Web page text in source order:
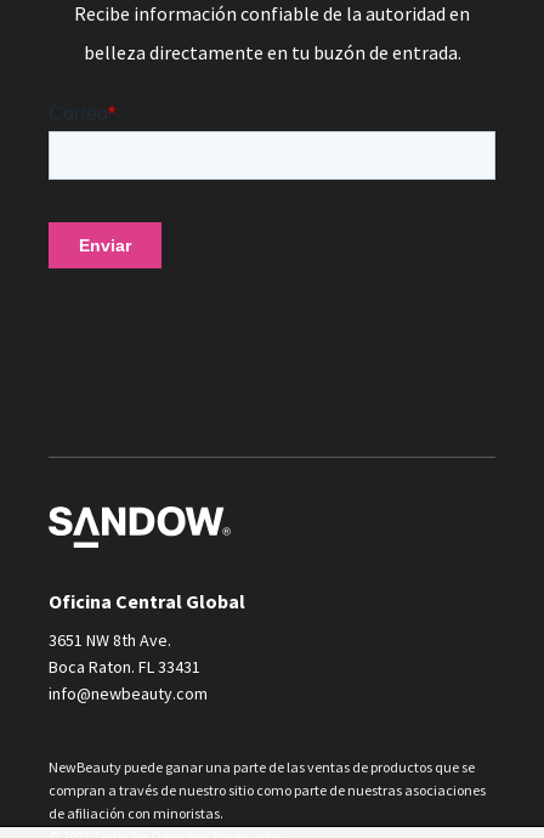
Recibe información confiable de la autoridad en
belleza directamente en tu buzón de entrada.
Oficina Central Global
3651 NW 8th Ave.
Boca Raton. FL 33431
info@newbeauty.com
NewBeauty puede ganar una parte de las ventas de productos que se
compran a través de nuestro sitio como parte de nuestras asociaciones
de afiliación con minoristas.